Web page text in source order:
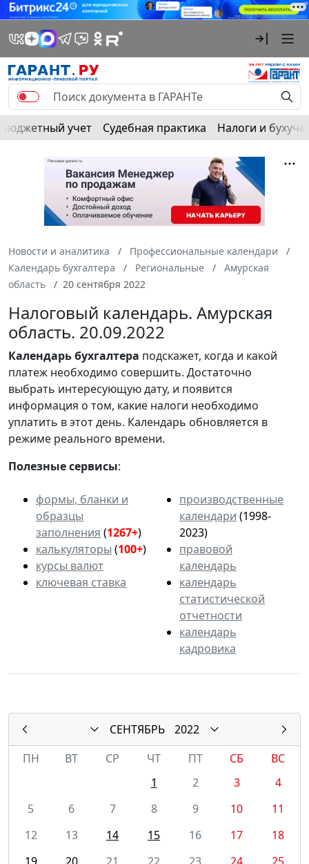
Бюджетный учет Судебная практика Налоги и
Новости и аналитика
Профессиональные календари
Календарь бухгалтера
Региональные
Амурская
область
20 сентября 2022
Налоговый календарь. Амурская
область. 20.09.2022
Календарьбухгалтера подскажет, когда и какой
платеж необходимо совершить. Достаточно
выбрать интересующую дату, и появится
информация о том, какие налоги необходимо
уплатить в этот день. Календарь обновляется в
режиме реального времени.
Полезные сервисы:
формы, бланки и
образцы
заполнения (1267+)
калькуляторы (100+)
курсы валют
ключевая ставка
производственные
календари (1998-
2023)
правовой
календарь
календарь
статистической
отчетности
календарь
кадровика
СЕНТЯБРЬ
2022
ПН
ВТ СР ЧТ ПТ СБ
ВС
1
2 3
4
5
6 7 8 9 10
11
12
13 14 15 16 17
18